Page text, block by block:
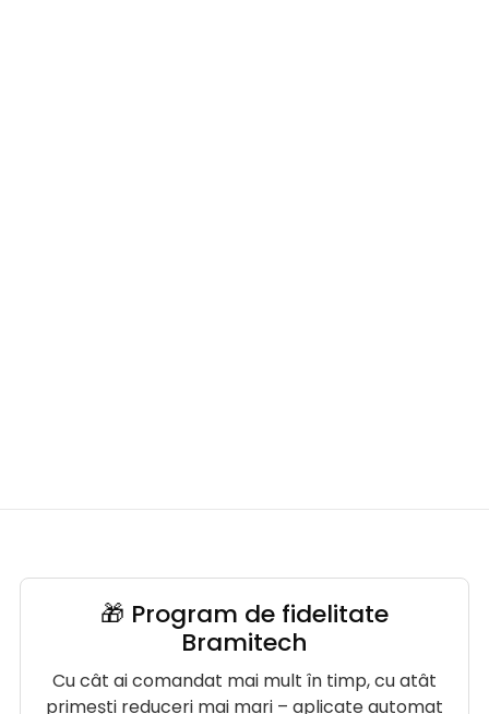
🎁 Program de fidelitate
Bramitech
Cu cât ai comandat mai mult în timp, cu atât
primești reduceri mai mari – aplicate automat